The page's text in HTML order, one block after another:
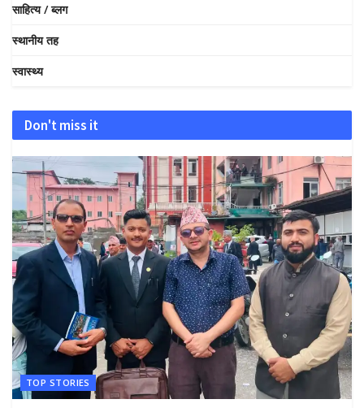
साहित्य / ब्लग
स्थानीय तह
स्वास्थ्य
Don't miss it
TOP STORIES